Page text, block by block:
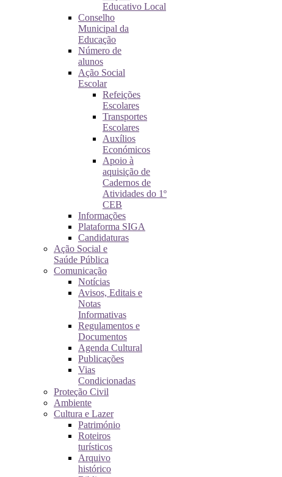
Educativo Local
Conselho
Municipal da
Educação
Número de
alunos
Ação Social
Escolar
Refeições
Escolares
Transportes
Escolares
Auxílios
Económicos
Apoio à
aquisição de
Cadernos de
Atividades do 1º
CEB
Informações
Plataforma SIGA
Candidaturas
Ação Social e
Saúde Pública
Comunicação
Notícias
Avisos, Editais e
Notas
Informativas
Regulamentos e
Documentos
Agenda Cultural
Publicações
Vias
Condicionadas
Proteção Civil
Ambiente
Cultura e Lazer
Património
Roteiros
turísticos
Arquivo
histórico